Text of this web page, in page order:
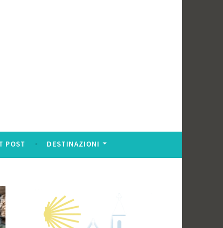
POST DESTINAZIONI